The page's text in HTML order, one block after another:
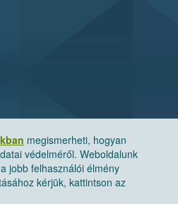
megismerheti, hogyan
védelméről. Weboldalunk
jobb felhasználói élmény
kérjük, kattintson az